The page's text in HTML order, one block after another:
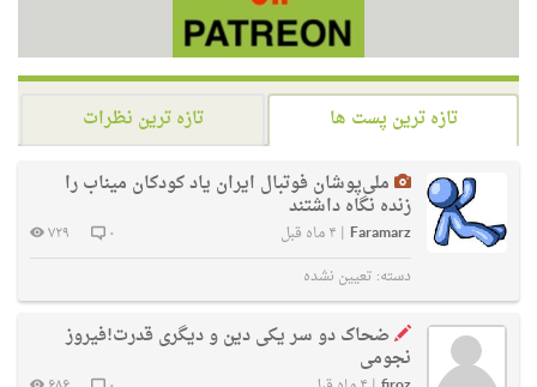
تازه ترین پست ها
تازه ترین نظرات
ملی‌پوشان فوتبال ایران یاد کودکان میناب را
زنده نگاه داشتند
Faramarz
| ۴ ماه قبل ۰
۷۲۹
دسته: تعیین نشده
ضحاک دو سر یکی دین و دیگری قدرت!فیروز
نجومی